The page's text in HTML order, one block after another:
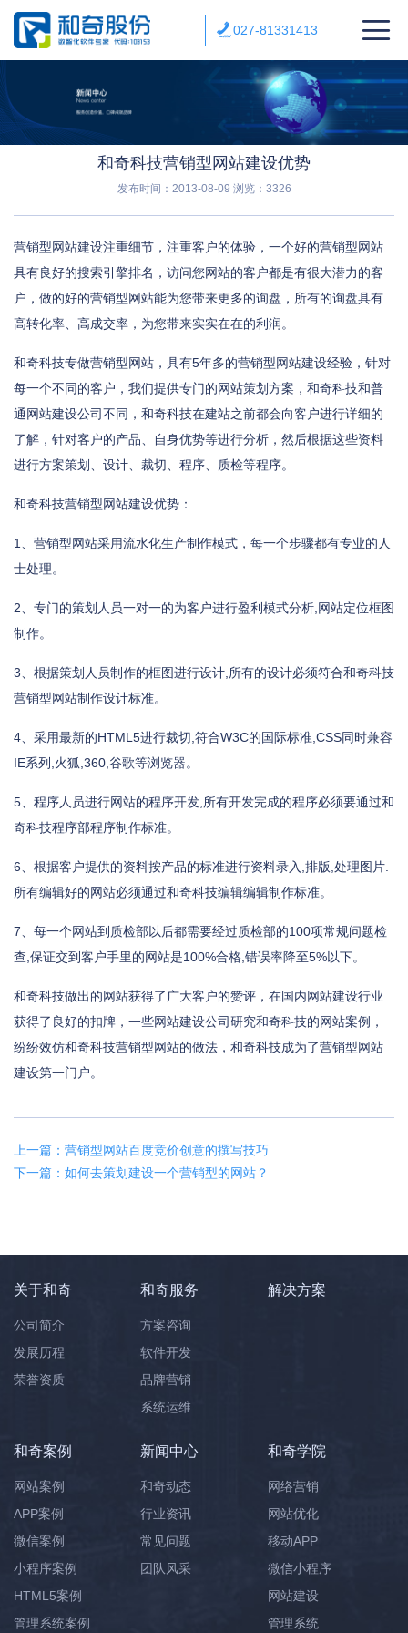
027-81331413
和奇科技营销型网站建设优势
发布时间：2013-08-09 浏览：3326
营销型网站建设注重细节，注重客户的体验，一个好的营销型网站
具有良好的搜索引擎排名，访问您网站的客户都是有很大潜力的客
户，做的好的营销型网站能为您带来更多的询盘，所有的询盘具有
高转化率、高成交率，为您带来实实在在的利润。
和奇科技专做营销型网站，具有5年多的营销型网站建设经验，针对
每一个不同的客户，我们提供专门的网站策划方案，和奇科技和普
通网站建设公司不同，和奇科技在建站之前都会向客户进行详细的
了解，针对客户的产品、自身优势等进行分析，然后根据这些资料
进行方案策划、设计、裁切、程序、质检等程序。
和奇科技营销型网站建设优势：
1、营销型网站采用流水化生产制作模式，每一个步骤都有专业的人
士处理。
2、专门的策划人员一对一的为客户进行盈利模式分析,网站定位框图
制作。
3、根据策划人员制作的框图进行设计,所有的设计必须符合和奇科技
营销型网站制作设计标准。
4、采用最新的HTML5进行裁切,符合W3C的国际标准,CSS同时兼容
IE系列,火狐,360,谷歌等浏览器。
5、程序人员进行网站的程序开发,所有开发完成的程序必须要通过和
奇科技程序部程序制作标准。
6、根据客户提供的资料按产品的标准进行资料录入,排版,处理图片.
所有编辑好的网站必须通过和奇科技编辑编辑制作标准。
7、每一个网站到质检部以后都需要经过质检部的100项常规问题检
查,保证交到客户手里的网站是100%合格,错误率降至5%以下。
和奇科技做出的网站获得了广大客户的赞评，在国内网站建设行业
获得了良好的扣牌，一些网站建设公司研究和奇科技的网站案例，
纷纷效仿和奇科技营销型网站的做法，和奇科技成为了营销型网站
建设第一门户。
上一篇：营销型网站百度竞价创意的撰写技巧
下一篇：如何去策划建设一个营销型的网站？
关于和奇
公司简介
发展历程
荣誉资质
和奇服务
方案咨询
软件开发
品牌营销
系统运维
解决方案
和奇案例
网站案例
APP案例
微信案例
小程序案例
HTML5案例
管理系统案例
新闻中心
和奇动态
行业资讯
常见问题
团队风采
和奇学院
网络营销
网站优化
移动APP
微信小程序
网站建设
管理系统